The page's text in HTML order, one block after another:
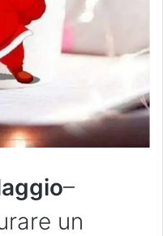
–
un